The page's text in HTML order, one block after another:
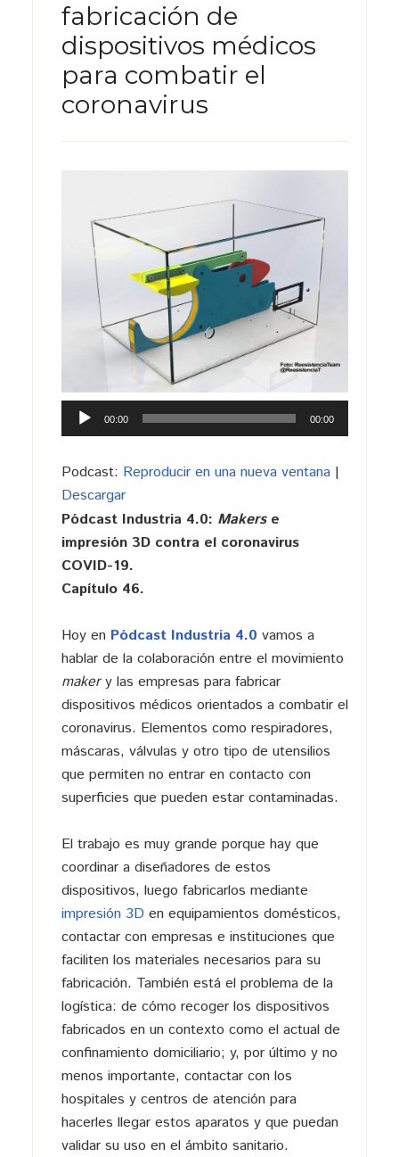
fabricación de
dispositivos médicos
para combatir el
coronavirus
Reproductor
de
00:00 00:00
Podcast: Reproducir en una nueva ventana|
Descargar
Pódcast Industria 4.0: Makerse
impresión 3D contra el coronavirus
COVID-19.
Capítulo 46.
Hoy en Pódcast Industria 4.0 vamos a
hablar de la colaboración entre el movimiento
makery las empresas para fabricar
dispositivos médicos orientados a combatir el
coronavirus. Elementos como respiradores,
máscaras, válvulas y otro tipo de utensilios
que permiten no entrar en contacto con
superficies que pueden estar contaminadas.
El trabajo es muy grande porque hay que
coordinar a diseñadores de estos
dispositivos, luego fabricarlos mediante
impresión 3D en equipamientos domésticos,
contactar con empresas e instituciones que
faciliten los materiales necesarios para su
fabricación. También está el problema de la
logística: de cómo recoger los dispositivos
fabricados en un contexto como el actual de
confinamiento domiciliario; y, por último y no
menos importante, contactar con los
hospitales y centros de atención para
hacerles llegar estos aparatos y que puedan
validar su uso en el ámbito sanitario.